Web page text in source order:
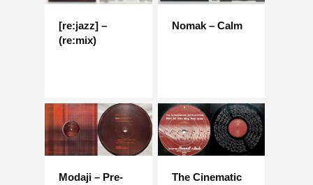
[re:jazz] –
(re:mix)
Nomak – Calm
Modaji – Pre-
The Cinematic